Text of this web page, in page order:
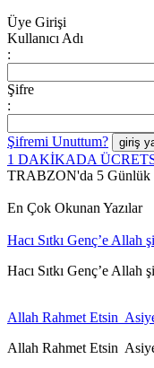
Üye Girişi
Kullanıcı Adı
:
Şifre
:
Şifremi Unuttum?
1 DAKİKADA
TRABZON'da 5 Günlük
En Çok Okunan Yazılar
Hacı Sıtkı Genç’e Allah
Hacı Sıtkı Genç’e Allah
Allah Rahmet Etsin
Allah Rahmet Etsin